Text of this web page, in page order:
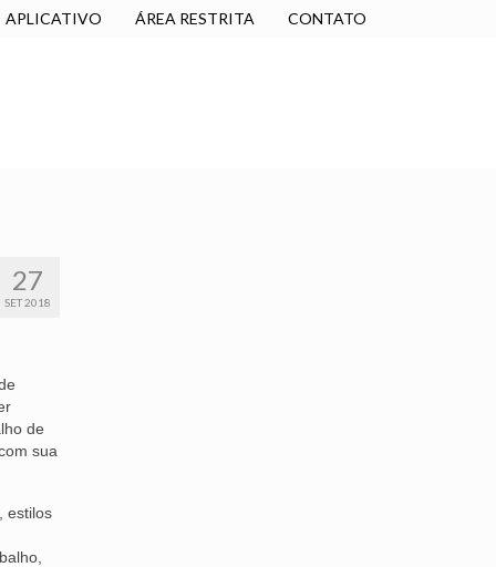
APLICATIVO ÁREA RESTRITA CONTATO
27
SET 2018
de
sua
estilos